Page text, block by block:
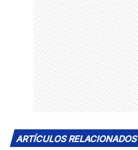
ARTÍCULOS RELACIONADOS